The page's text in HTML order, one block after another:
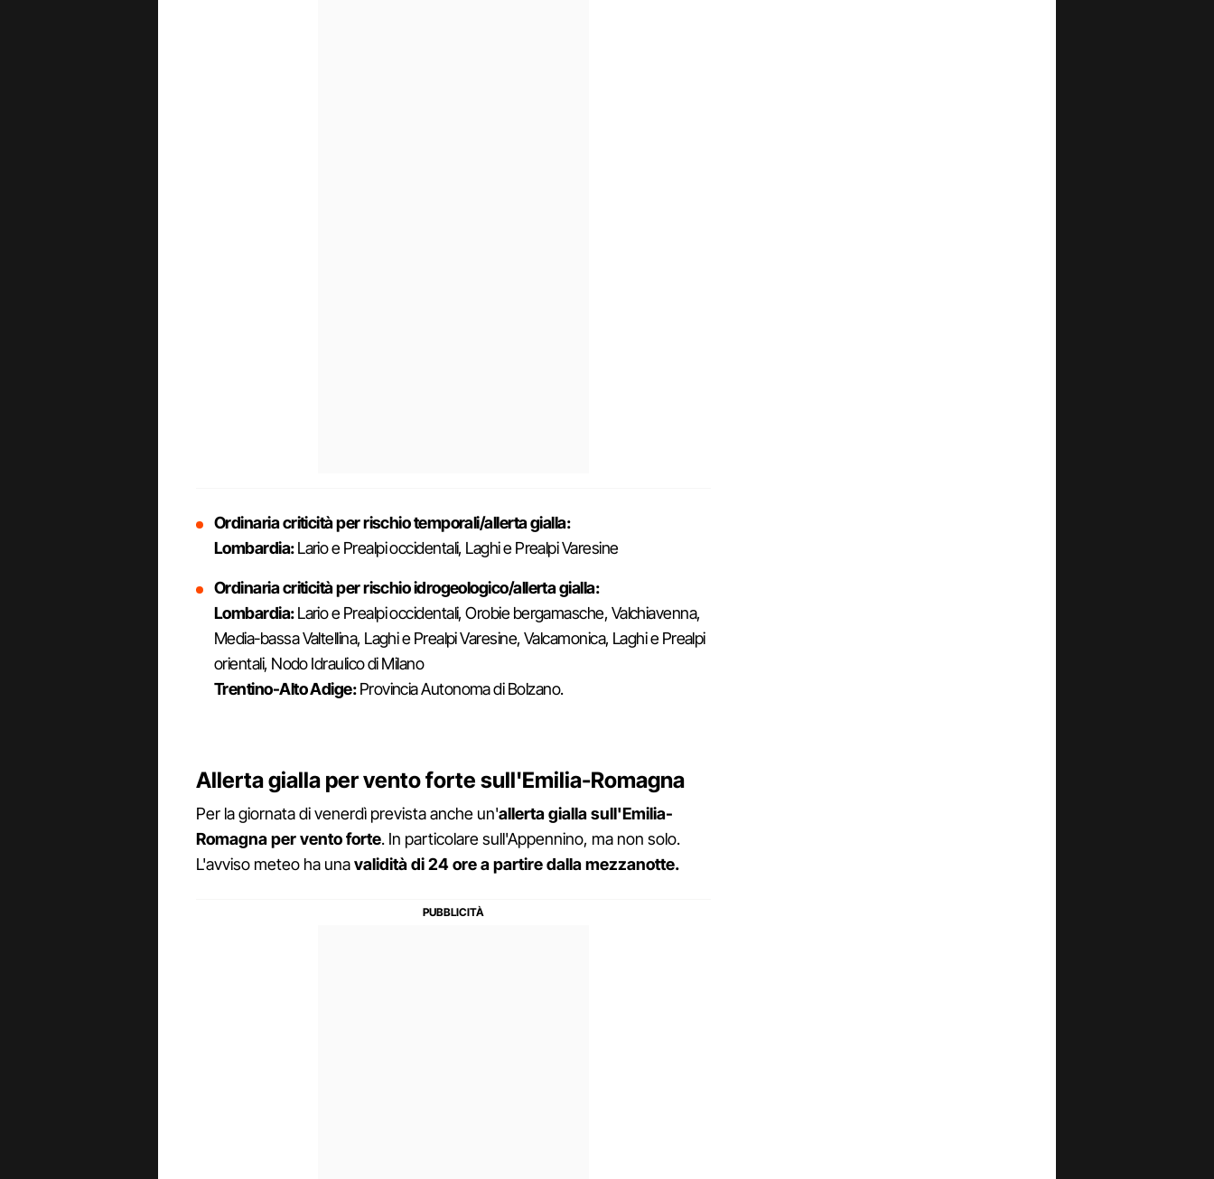
Ordinaria criticità per rischio temporali/allerta gialla:
Lombardia:Lario e Prealpi occidentali, Laghi e Prealpi Varesine
Ordinaria criticità per rischio idrogeologico/allerta gialla:
Lombardia:Lario e Prealpi occidentali, Orobie bergamasche, Valchiavenna,
Media-bassa Valtellina, Laghi e Prealpi Varesine, Valcamonica, Laghi e Prealpi
orientali, Nodo Idraulico di Milano
Trentino-Alto Adige:Provincia Autonoma di Bolzano.
Allerta gialla per vento forte sull'Emilia-Romagna
Per la giornata di venerdì prevista anche un'allerta gialla sull'Emilia-
Romagna per vento forte. In particolare sull'Appennino, ma non solo.
L'avviso meteo ha unavalidità di 24 ore a partire dalla mezzanotte.